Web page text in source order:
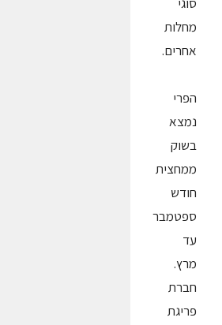
מחלות
אחרים.
הפרי
נמצא
בשוק
ממחצית
חודש
ספטמבר
עד
מרץ.
חברת
פריגת